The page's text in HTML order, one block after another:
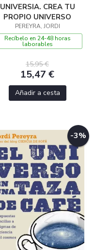
UNIVERSIA. CREA TU
PROPIO UNIVERSO
PEREYRA, JORDI
Recíbelo en 24-48 horas
laborables
15,95 €
15,47 €
Añadir a cesta
-3%